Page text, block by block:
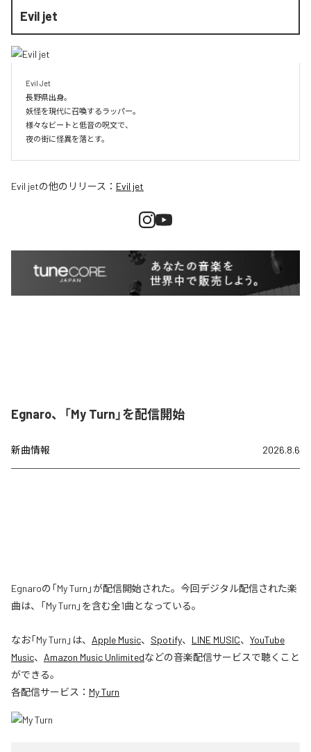
Evil jet
Evil Jet
長野県出身。
妖怪を現代に召喚するラッパー。
様々なビートと低音の呪文で、
夜の街に怪異を落とす。
Evil jetの他のリリース： Evil jet
Egnaro、「My Turn」を配信開始
新曲情報 2026.8.6
Egnaroの「My Turn」が配信開始された。今回デジタル配信された楽
曲は、「My Turn」を含む全1曲となっている。
なお「My Turn 」は、 Apple Music、 Spotify、 LINE MUSIC、 YouTube
Music、 Amazon Music Unlimitedなどの音楽配信サービスで聴くこと
ができる。
各配信サービス： My Turn